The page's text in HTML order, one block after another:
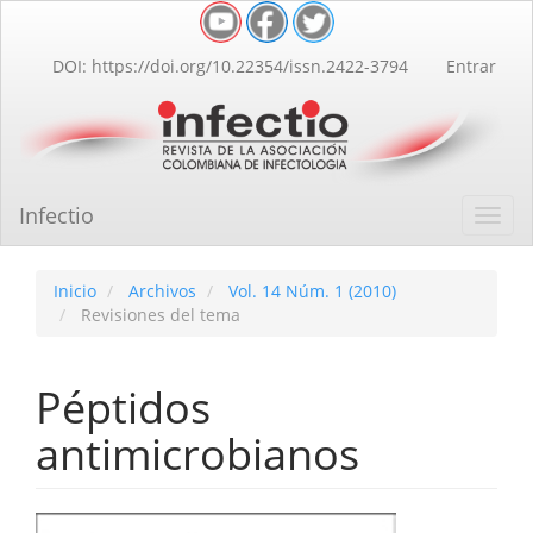
Contenido
principal
lateral
DOI: https://doi.org/10.22354/issn.2422-3794 Entrar
Infectio
Inicio Archivos
Vol. 14 Núm. 1 (2010)
Revisiones del tema
Péptidos
antimicrobianos